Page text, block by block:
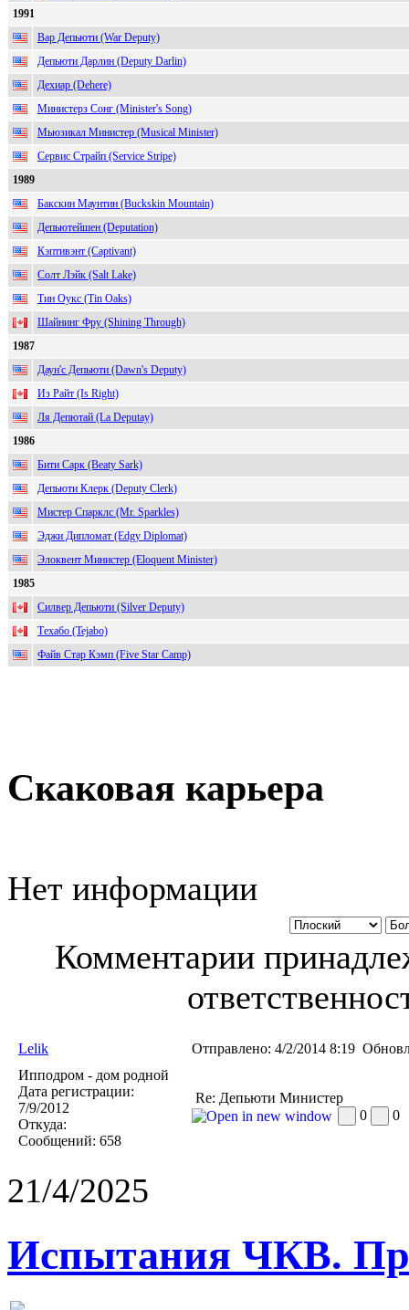
1991
Вар Депьюти (War Deputy)
Депьюти Дарлин (Deputy Darlin)
Дехиар (Dehere)
Министерз Сонг (Minister's Song)
Мьюзикал Министер (Musical Minister)
Сервис Страйп (Service Stripe)
1989
Бакскин Маунтин (Buckskin Mountain)
Депьютейшен (Deputation)
Кэптивэнт (Captivant)
Солт Лэйк (Salt Lake)
Тин Оукс (Tin Oaks)
Шайнинг Фру (Shining Through)
1987
Даун'с Депьюти (Dawn's Deputy)
Из Райт (Is Right)
Ля Депютай (La Deputay)
1986
Бити Сарк (Beaty Sark)
Депьюти Клерк (Deputy Clerk)
Мистер Спарклс (Mr. Sparkles)
Эджи Дипломат (Edgy Diplomat)
Элоквент Министер (Eloquent Minister)
1985
Силвер Депьюти (Silver Deputy)
Техабо (Tejabo)
Файв Стар Кэмп (Five Star Camp)
Скаковая карьера
Нет информации
Комментарии
Lelik Отправлено: 4/2/2014 8:19
Ипподром - дом родной
Дата регистрации:
7/9/2012
Откуда:
Сообщений: 658
Re: Депьюти Министер
0
0
21/4/2025
Испытания ЧКВ.